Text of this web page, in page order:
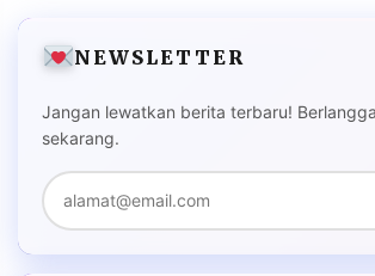
NEWSLETTER
Jangan lewatkan berita terbaru!
sekarang.